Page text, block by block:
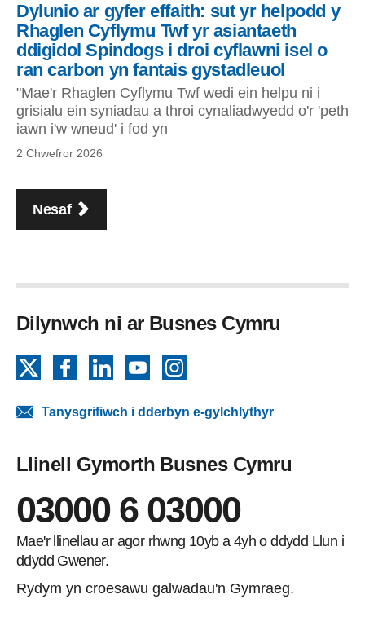
Dylunio ar gyfer effaith: sut yr helpodd y
Rhaglen Cyflymu Twf yr asiantaeth
ddigidol Spindogs i droi cyflawni isel o
ran carbon yn fantais gystadleuol
2 Chwefror 2026
"Mae'r Rhaglen Cyflymu Twf wedi ein helpu ni i
grisialu ein syniadau a throi cynaliadwyedd o'r 'peth
iawn i'w wneud' i fod yn
Pagination
Nesaf
Dilynwch ni ar Busnes Cymru
FacebookLinkedInYouTube
Tanysgrifiwch i dderbyn e-gylchlythyr
Llinell Gymorth Busnes Cymru
03000 6 03000
Mae'r llinellau ar agor rhwng 10yb a 4yh o ddydd Llun i
ddydd Gwener.
Rydym yn croesawu galwadau'n Gymraeg.